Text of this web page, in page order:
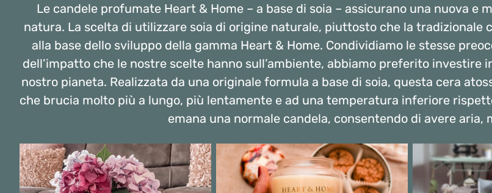
Le candele profumate Heart & Home – a base di soia – assicurano una nuova e
natura. La scelta di utilizzare soia di origine naturale, piuttosto che la tradizionale
alla base dello sviluppo della gamma Heart & Home. Condividiamo le stesse
dell’impatto che le nostre scelte hanno sull’ambiente, abbiamo preferito
nostro pianeta. Realizzata da una originale formula a base di soia, questa cera
che brucia molto più a lungo, più lentamente e ad una temperatura inferiore
emana una normale candela, consentendo di avere aria,